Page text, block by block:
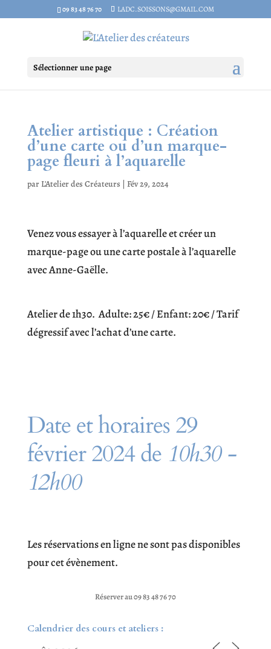
09 83 48 76 70 LADC.SOISSONS@GMAIL.COM
Sélectionner une page
Atelier artistique : Création
d’une carte ou d’un marque-
page fleuri à l’aquarelle
par L'Atelier des Créateurs | Fév 29, 2024
Venez vous essayer à l’aquarelle et créer un
marque-page ou une carte postale à l’aquarelle
avec Anne-Gaëlle.
Atelier de 1h30. Adulte: 25€ / Enfant: 20€ / Tarif
dégressif avec l’achat d’une carte.
Date et horaires 29
février 2024 de 10h30 -
12h00
Les réservations en ligne ne sont pas disponibles
pour cet évènement.
Réserver au 09 83 48 76 70
Calendrier des cours et ateliers :